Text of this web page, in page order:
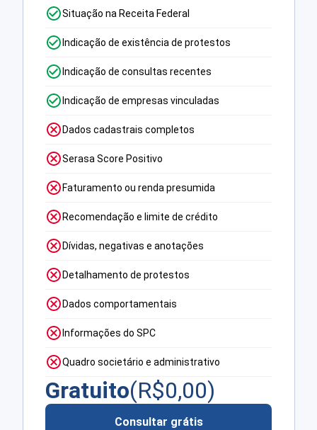
Situação na Receita Federal
Indicação de existência de protestos
Indicação de consultas recentes
Indicação de empresas vinculadas
Dados cadastrais completos
Serasa Score Positivo
Faturamento ou renda presumida
Recomendação e limite de crédito
Dívidas, negativas e anotações
Detalhamento de protestos
Dados comportamentais
Informações do SPC
Quadro societário e administrativo
Gratuito(R$0,00)
Consultar grátis